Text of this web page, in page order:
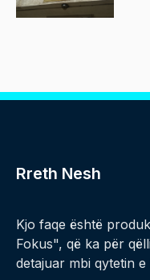
Rreth Nesh
Kjo faqe është
Fokus", që ka për
detajuar mbi qytetin e